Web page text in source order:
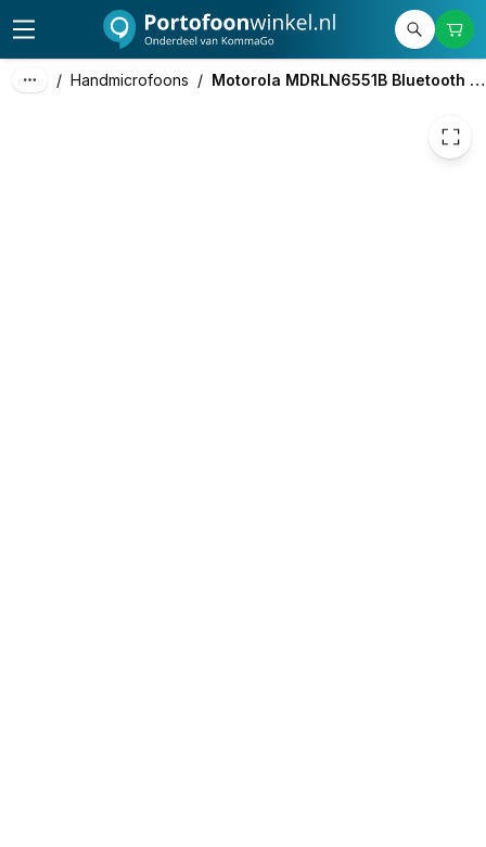
/ Handmicrofoons / Motorola MDRLN6551B Bluetooth Handmicrofoon
539,50 excl. btw
652,80 incl. btw